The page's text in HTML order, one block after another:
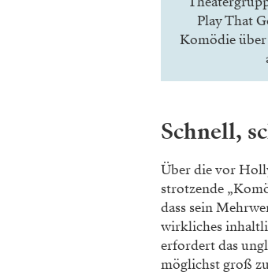
Play That
Komödie
Schnell,
Über die vor
strotzende
dass sein
wirkliches
erfordert das
möglichst groß